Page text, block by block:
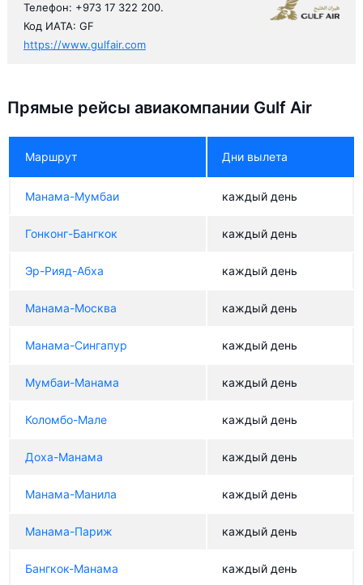
Телефон: +973 17 322 200.
Код ИАТА: GF
https://www.gulfair.com
Прямые рейсы авиакомпании Gulf Air
Маршрут Дни вылета
Манама-Мумбаи каждый день
Гонконг-Бангкок каждый день
Эр-Рияд-Абха каждый день
Манама-Москва каждый день
Манама-Сингапур каждый день
Мумбаи-Манама каждый день
Коломбо-Мале каждый день
Доха-Манама каждый день
Манама-Манила каждый день
Манама-Париж каждый день
Бангкок-Манама каждый день